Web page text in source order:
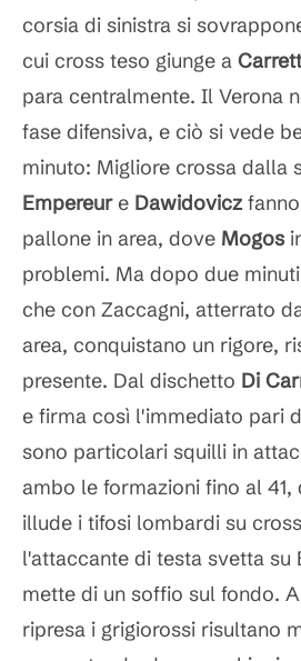
corsia di sinistra si
cui cross teso giunge a
para centralmente. Il Verona
fase difensiva, e ciò si vede
minuto: Migliore crossa dalla
Empereure Dawidovicz
pallone in area, dove Mogos
problemi. Ma dopo due
che con Zaccagni, atterrato
area, conquistano un rigore,
presente. Dal dischetto Di
e firma così l'immediato pari
sono particolari squilli in
ambo le formazioni fino al 41,
illude i tifosi lombardi su
l'attaccante di testa svetta su
mette di un soffio sul fondo.
ripresa i grigiorossi risultano